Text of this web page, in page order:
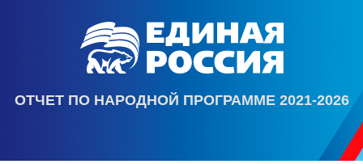
ОТЧЕТ ПО НАРОДНОЙ ПРОГРАММЕ 2021-2026